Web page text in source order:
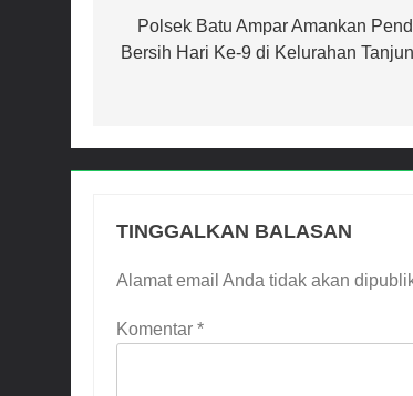
pos
Polsek Batu Ampar Amankan
Bersih Hari Ke-9 di Kelurahan
TINGGALKAN BALASAN
Alamat email Anda tidak akan
Komentar *